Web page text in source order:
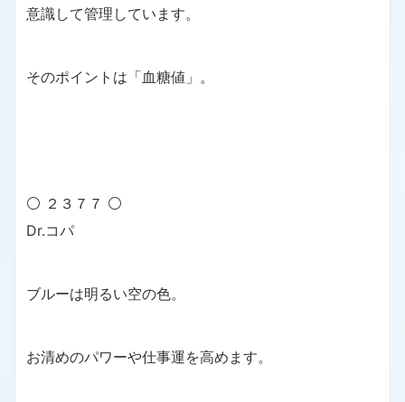
意識して管理しています。
そのポイントは「血糖値」。
⚪ ２３７７ ⚪
Dr.コパ
ブルーは明るい空の色。
お清めのパワーや仕事運を高めます。